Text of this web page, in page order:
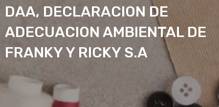
DAA, DECLARACION DE
ADECUACION AMBIENTAL DE
FRANKY Y RICKY S.A